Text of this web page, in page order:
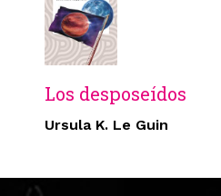
Los desposeídos
Ursula K. Le Guin